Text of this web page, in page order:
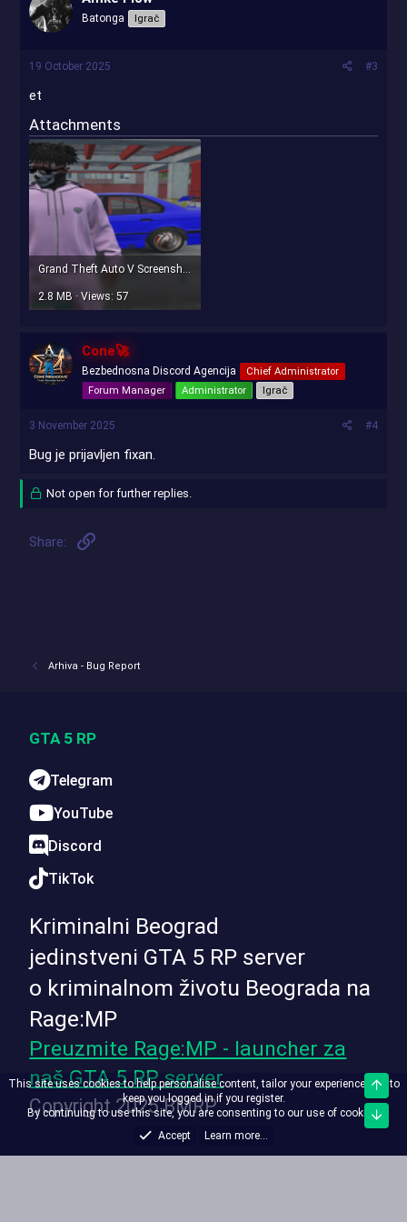
Batonga Igrač
19 October 2025 #3
et
Attachments
Grand Theft Auto V Screenshot 2025.10.19 - 21.38.20.17.png
2.8 MB · Views: 57
Cone🚀
Bezbednosna Discord Agencija
Chief Administrator
Forum Manager
Administrator Igrač
3 November 2025 #4
Bug je prijavljen fixan.
Not open for further replies.
Share:
Arhiva - Bug Report
Kriminalni Beograd
jedinstveni GTA 5 RP server
o kriminalnom životu Beograda na
Rage:MP
Preuzmite Rage:MP - launcher za
naš GTA 5 RP server
Copyright 2025 BMRP
GTA 5 RP
Telegram
YouTube
Discord
TikTok
This site uses cookies to help personalise content, tailor your experience and to
keep you logged in if you register.
By continuing to use this site, you are consenting to our use of cookies.
Accept
Learn more...
Top